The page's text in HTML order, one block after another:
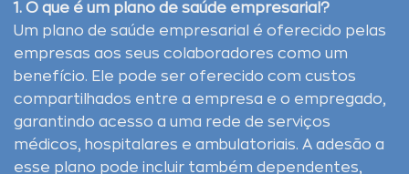
1. O que é um plano de saúde empresarial?
Um plano de saúde empresarial é oferecido pelas
empresas aos seus colaboradores como um
benefício. Ele pode ser oferecido com custos
compartilhados entre a empresa e o empregado,
garantindo acesso a uma rede de serviços
médicos, hospitalares e ambulatoriais. A adesão a
esse plano pode incluir também dependentes,